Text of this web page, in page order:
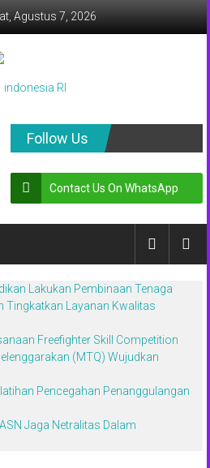
Agustus 7, 2026
Follow Us
Contact Us On WhatsApp
Lakukan Pembinaan Tenaga
Tingkatkan Layanan Kwalitas
Freefighter Skill Competition
(MTQ) Wujudkan
Pencegahan Penanggulangan
Jaga Netralitas Dalam